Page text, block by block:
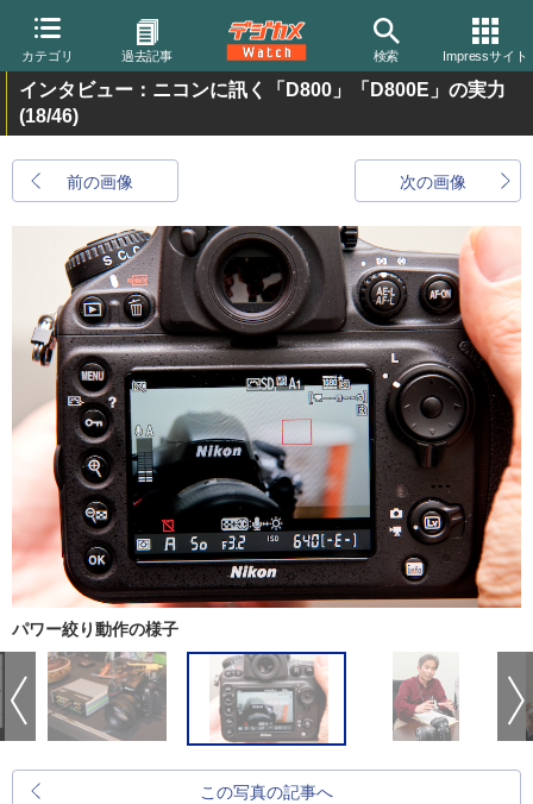
カテゴリ 過去記事 検索 Impressサイト
インタビュー：ニコンに訊く「D800」「D800E」の実力
(18/46)
前の画像 次の画像
パワー絞り動作の様子
この写真の記事へ